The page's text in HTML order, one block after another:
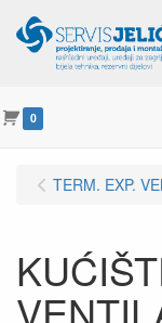
0
TERM. EXP.